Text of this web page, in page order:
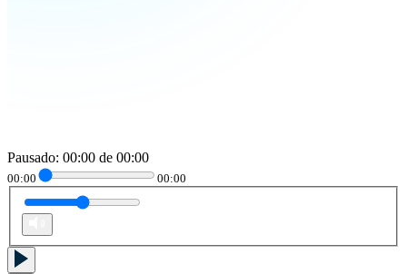
Pausado: 00:00 de 00:00
00:00 00:00